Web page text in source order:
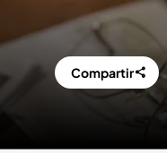
Compartir